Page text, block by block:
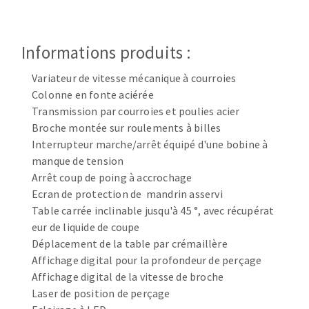
Meules sur tige
Brosses
Meules de tourets
Feutres à polir
Bandes sans fin
Rouleaux d'atelier
NETTOYAGE
Aspirateurs
MACHINES POUR LE TRAVAIL DU MÉTAL
Tronçonneuses
Scies à ruban
Perceuses
Perceuses magnétiques
Affuteurs de forets
Tourets
OUTILS COUPANTS
Informations produits :
Variateur de vitesse mécanique à courroies
Colonne en fonte aciérée
Transmission par courroies et poulies acier
Broche montée sur roulements à billes
Interrupteur marche/arrêt équipé d'une bobine à
manque de tension
Arrêt coup de poing à accrochage
Ecran de protection de mandrin asservi
Table carrée inclinable jusqu'à 45 °, avec récupérat
eur de liquide de coupe
Déplacement de la table par crémaillère
Affichage digital pour la profondeur de perçage
Affichage digital de la vitesse de broche
Laser de position de perçage